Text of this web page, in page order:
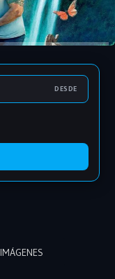
DESDE
IMÁGENES